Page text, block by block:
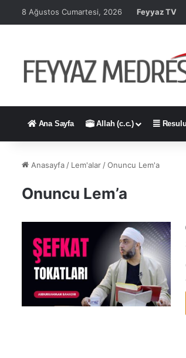
8 Ağustos Cumartesi, 2026 Feyyaz TV
Ana Sayfa Allah (c.c.)
Anasayfa/ Lem'alar/Onuncu Lem'a
Onuncu Lem’a